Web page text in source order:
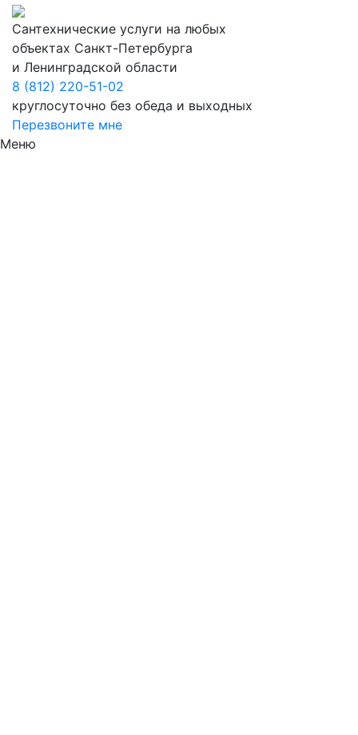
Сантехнические услуги на любых
объектах Санкт-Петербурга
и Ленинградской области
8 (812) 220-51-02
круглосуточно без обеда и выходных
Перезвоните мне
Меню